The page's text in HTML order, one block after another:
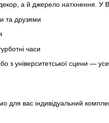
а й джерело натхнення. У
та друзями
часи
з університетської сцени
для вас індивідуальний